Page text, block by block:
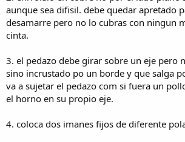
aunque sea difisil. debe quedar apretado
desamarre pero no lo cubras con ningun
cinta.
3. el pedazo debe girar sobre un eje pero
sino incrustado po un borde y que salga
va a sujetar el pedazo com si fuera un
el horno en su propio eje.
4. coloca dos imanes fijos de diferente